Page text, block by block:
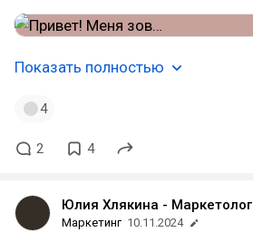
Показать полностью
4
2 4
Юлия Хлякина - Маркетолог
Маркетинг 10.11.2024